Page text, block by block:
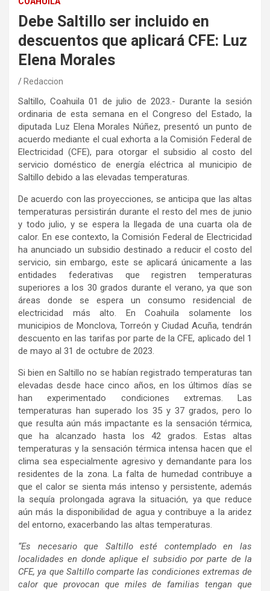
Debe Saltillo ser incluido en
descuentos que aplicará CFE: Luz
Elena Morales
Redaccion
Saltillo, Coahuila 01 de julio de 2023.- Durante la sesión
ordinaria de esta semana en el Congreso del Estado, la
diputada Luz Elena Morales Núñez, presentó un punto de
acuerdo mediante el cual exhorta a a Comisión Federal de
Electricidad (CFE), para otorgar el subsidio al costo del
servicio doméstico de energía eléctrica al municipio de
Saltillo debido a las elevadas temperaturas.
De acuerdo con las proyecciones, se anticipa que las altas
temperaturas persistirán durante el resto del mes de junio
y todo julio, y se espera la llegada de una cuarta ola de
calor. En ese contexto, la Comisión Federal de Electricidad
ha anunciado un subsidio destinado a reducir el costo del
servicio, sin embargo, este se aplicará únicamente a las
entidades federativas que registren temperaturas
superiores a los 30 grados durante el verano, ya que son
áreas donde se espera un consumo residencial de
electricidad más alto. En Coahuila solamente los
municipios de Monclova, Torreón y Ciudad Acuña, tendrán
descuento en las tarifas por parte de la CFE, aplicado del 1
de mayo al 31 de octubre de 2023.
Si bien en Saltillo no se habían registrado temperaturas tan
elevadas desde hace cinco años, en los últimos días se
han experimentado condiciones extremas. Las
temperaturas han superado los 35 y 37 grados, pero lo
que resulta aún más impactante es la sensación térmica,
que ha alcanzado hasta los 42 grados. Estas altas
temperaturas y la sensación térmica intensa hacen que el
clima sea especialmente agresivo y demandante para los
residentes de la zona. La falta de humedad contribuye a
que el calor se sienta más intenso y persistente, además
la sequía prolongada agrava la situación, ya que reduce
aún más la disponibilidad de agua y contribuye a la aridez
del entorno, exacerbando las altas temperaturas.
“Es necesario que Saltillo esté contemplado en las
localidades en donde aplique el subsidio por parte de la
CFE, ya que Saltillo comparte las condiciones extremas de
calor que provocan que miles de familias tengan que